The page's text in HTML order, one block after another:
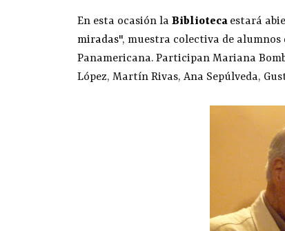
En esta ocasión la Biblioteca estará
miradas", muestra colectiva de alumnos
Panamericana. Participan Mariana
López, Martín Rivas, Ana Sepúlveda,